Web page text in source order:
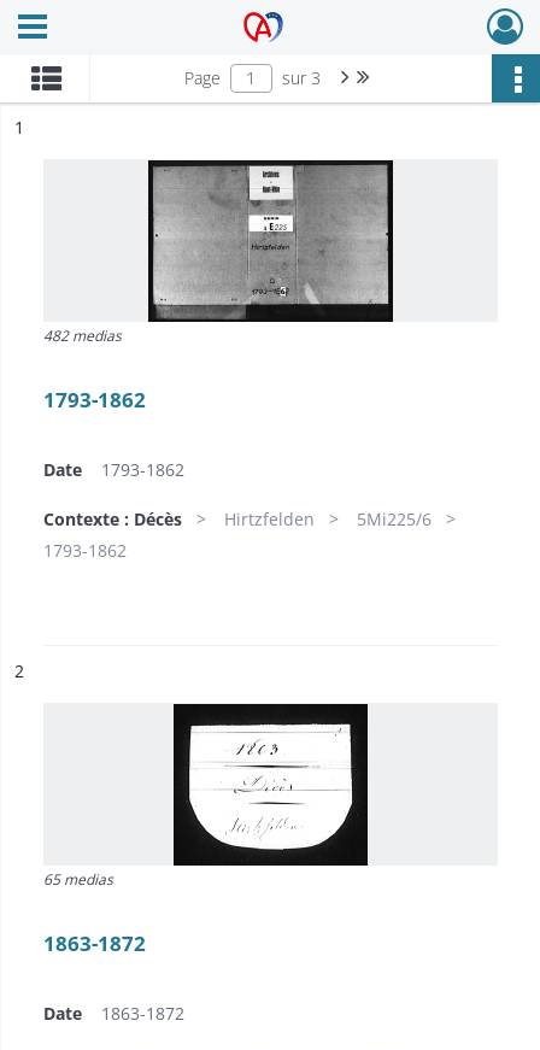
Archives Alsace - Colmar
Ouvrir le menu déroulant
Page sur 3 Page suivante : 1/3
n°
1
482 medias
1793-1862
Date 1793-1862
Contexte : Décès Hirtzfelden
5Mi225/6
1793-1862
n°
2
65 medias
1863-1872
Date 1863-1872